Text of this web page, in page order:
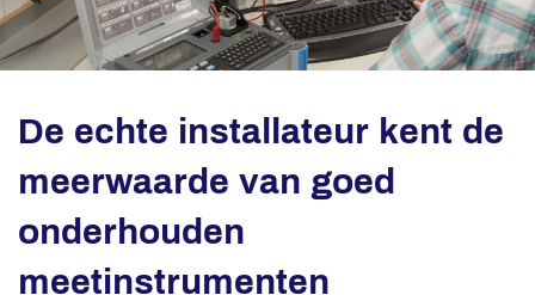
De echte installateur kent de
meerwaarde van goed
onderhouden
meetinstrumenten